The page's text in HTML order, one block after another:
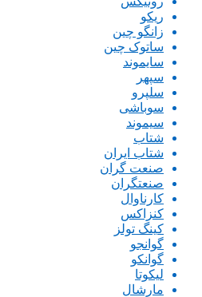
ریکو
زانگو چین
ساتوک چین
سایموند
سپهر
سلپرو
سوباشی
سیموند
شتاب
شتاب ایران
صنعت گران
صنعتگران
کارناوال
کنزاکس
کینگ تولز
گوانجو
گوانکو
لیکوتا
مارشال